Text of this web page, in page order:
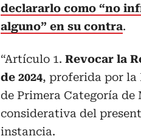
declararlo como “no
alguno” en su contra.
“Artículo 1. Revocar la
de 2024, proferida por la
de Primera Categoría
considerativa del
instancia.